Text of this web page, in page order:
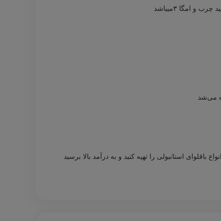
امگا ۳میباشد
می‌شد
استانبولی را تهیه کنید و به درآمد بالا برسید